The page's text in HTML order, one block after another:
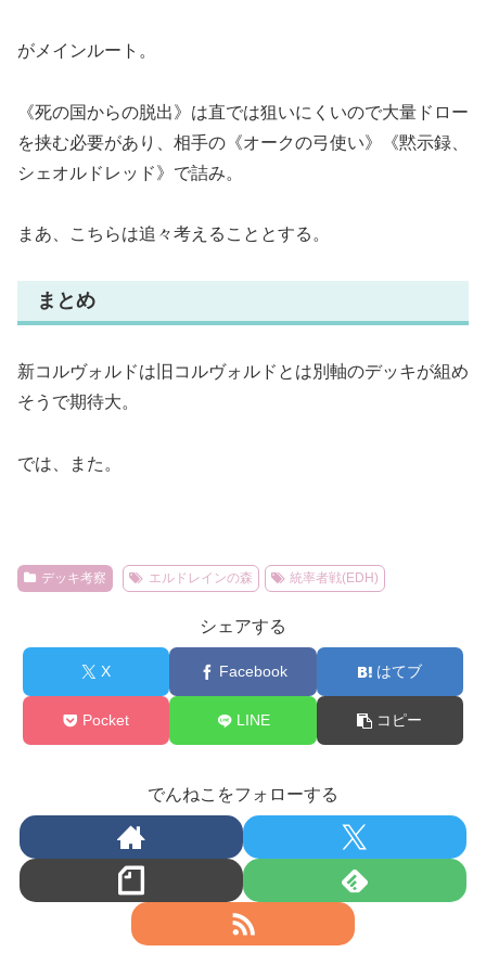
がメインルート。
《死の国からの脱出》は直では狙いにくいので大量ドロー
を挟む必要があり、相手の《オークの弓使い》《黙示録、
シェオルドレッド》で詰み。
まあ、こちらは追々考えることとする。
まとめ
新コルヴォルドは旧コルヴォルドとは別軸のデッキが組め
そうで期待大。
では、また。
デッキ考察 エルドレインの森 統率者戦(EDH)
シェアする
X Facebook はてブ
Pocket LINE コピー
でんねこをフォローする